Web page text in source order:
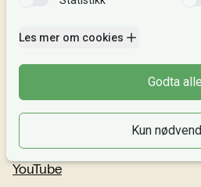
Følg oss
TikTok
LinkedIn
YouTube